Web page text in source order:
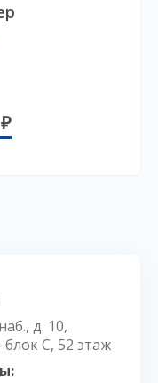
д. 10,
С, 52 этаж